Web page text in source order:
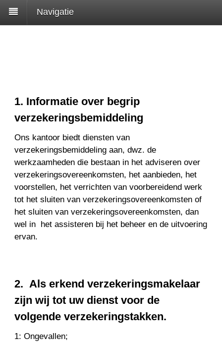
Navigatie
1. Informatie over begrip
verzekeringsbemiddeling
Ons kantoor biedt diensten van
verzekeringsbemiddeling aan, dwz. de
werkzaamheden die bestaan in het adviseren over
verzekeringsovereenkomsten, het aanbieden, het
voorstellen, het verrichten van voorbereidend werk
tot het sluiten van verzekeringsovereenkomsten of
het sluiten van verzekeringsovereenkomsten, dan
wel in het assisteren bij het beheer en de uitvoering
ervan.
2. Als erkend verzekeringsmakelaar
zijn wij tot uw dienst voor de
volgende verzekeringstakken.
1: Ongevallen;